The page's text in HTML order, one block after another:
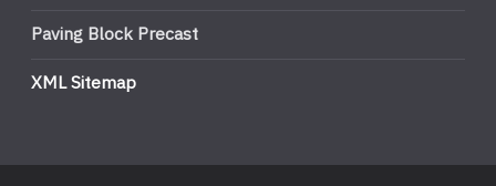
Paving Block Precast
XML Sitemap